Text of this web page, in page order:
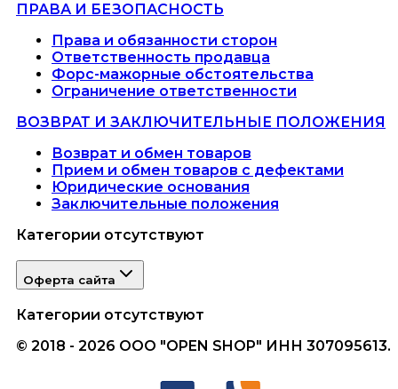
ПРАВА И БЕЗОПАСНОСТЬ
Права и обязанности сторон
Ответственность продавца
Форс-мажорные обстоятельства
Ограничение ответственности
ВОЗВРАТ И ЗАКЛЮЧИТЕЛЬНЫЕ ПОЛОЖЕНИЯ
Возврат и обмен товаров
Прием и обмен товаров с дефектами
Юридические основания
Заключительные положения
Категории отсутствуют
Оферта сайта
Категории отсутствуют
© 2018 - 2026 ООО "OPEN SHOP" ИНН 307095613.